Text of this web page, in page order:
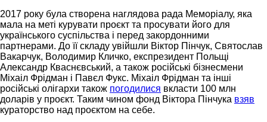
2017 року була створена наглядова рада Меморіалу, яка
мала на меті курувати проєкт та просувати його для
українського суспільства і перед закордонними
партнерами. До її складу увійшли Віктор Пінчук, Святослав
Вакарчук, Володимир Кличко, експрезидент Польщі
Александр Кваснєвський, а також російські бізнесмени
Міхаіл Фрідман і Павєл Фукс. Міхаіл Фрідман та інші
російські олігархи також погодилися вкласти 100 млн
доларів у проєкт. Таким чином фонд Віктора Пінчука взяв
кураторство над проєктом на себе.